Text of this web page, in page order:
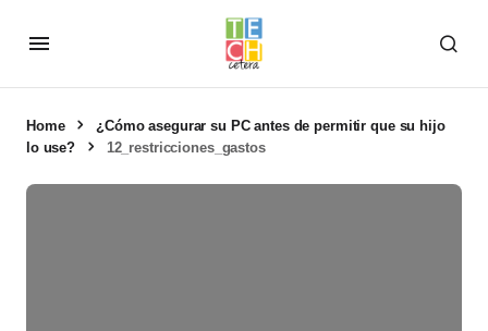
Home
¿Cómo asegurar su PC antes de permitir que su hijo
lo use?
12_restricciones_gastos